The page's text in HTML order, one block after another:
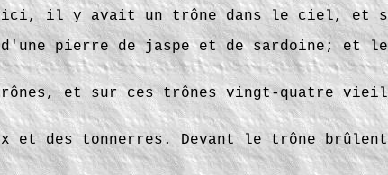
il y avait un trône dans le ciel, et
pierre de jaspe et de sardoine; et
et sur ces trônes vingt-quatre
et des tonnerres. Devant le trône